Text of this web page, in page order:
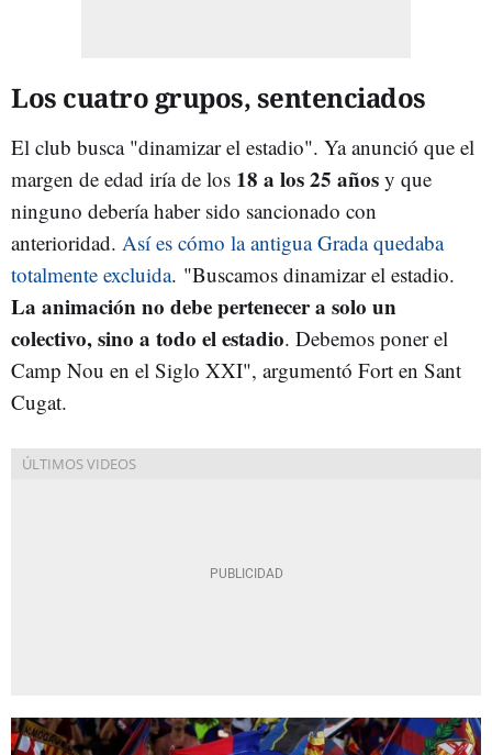
Los cuatro grupos, sentenciados
El club busca "dinamizar el estadio". Ya anunció que el
margen de edad iría de los 18 a los 25 años y que
ninguno debería haber sido sancionado con
anterioridad. Así es cómo la antigua Grada quedaba
totalmente excluida. "Buscamos dinamizar el estadio.
La animación no debe pertenecer a solo un
colectivo, sino a todo el estadio. Debemos poner el
Camp Nou en el Siglo XXI", argumentó Fort en Sant
Cugat.